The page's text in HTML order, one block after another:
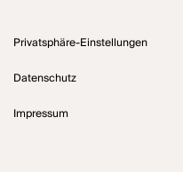
Privatsphäre-Einstellungen
Datenschutz
Impressum